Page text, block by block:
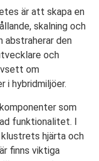
är att skapa en
skalning och
abstraherar den
och
om
i hybridmiljöer.
som
funktionalitet. I
hjärta och
finns viktiga